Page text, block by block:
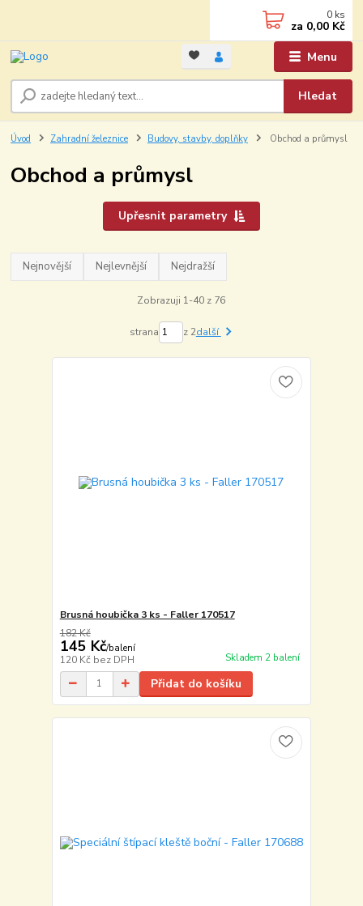
Menu
Hledat
0 ks
za 0,00 Kč
Úvod Zahradní železnice Budovy, stavby, doplňky Obchod a průmysl
Obchod a průmysl
Upřesnit parametry
Nejnovější Nejlevnější Nejdražší
Zobrazuji 1-40 z 76
strana z 2další
Brusná houbička 3 ks - Faller 170517
182 Kč
145 Kč/balení
120 Kč bez DPH Skladem 2 balení
Přidat do košíku